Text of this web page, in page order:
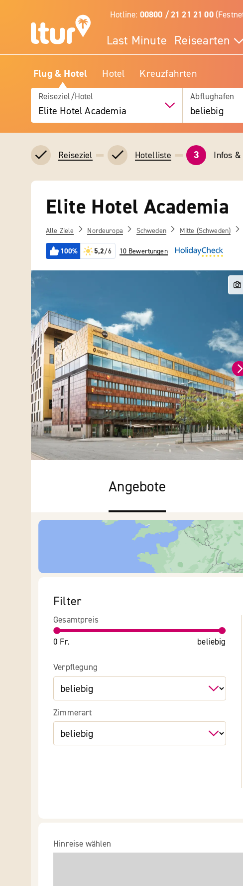
Hotline: 00800 / 21 21 21 00
Last Minute Reisearten
Flug & Hotel Hotel Kreuzfahrten
Reiseziel/Hotel
Elite Hotel Academia
Abflughafen
beliebig
Reiseziel Hotelliste 3 Infos &
Elite Hotel Academia
Alle Ziele Nordeuropa Schweden Mitte (Schweden)
100% 5,2/6 10 Bewertungen
Angebote
Filter
Gesamtpreis
0 Fr. beliebig
Verpflegung
Zimmerart
Hinreise wählen